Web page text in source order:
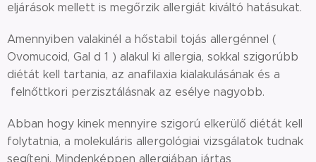
eljárások mellett is megőrzik allergiát kiváltó hatásukat.
Amennyiben valakinél a hőstabil tojás allergénnel (
Ovomucoid, Gal d 1 ) alakul ki allergia, sokkal szigorúbb
diétát kell tartania, az anafilaxia kialakulásának és a
felnőttkori perzisztálásnak az esélye nagyobb.
Abban hogy kinek mennyire szigorú elkerülő diétát kell
folytatnia, a molekuláris allergológiai vizsgálatok tudnak
segíteni. Mindenképpen allergiában jártas